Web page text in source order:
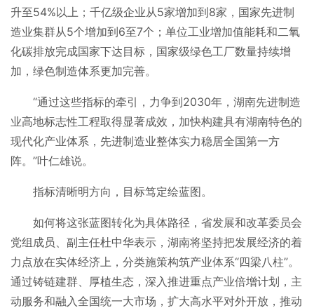
升至54%以上；千亿级企业从5家增加到8家，国家先进制
造业集群从5个增加到6至7个；单位工业增加值能耗和二氧
化碳排放完成国家下达目标，国家级绿色工厂数量持续增
加，绿色制造体系更加完善。
“通过这些指标的牵引，力争到2030年，湖南先进制造
业高地标志性工程取得显著成效，加快构建具有湖南特色的
现代化产业体系，先进制造业整体实力稳居全国第一方
阵。”叶仁雄说。
指标清晰明方向，目标笃定绘蓝图。
如何将这张蓝图转化为具体路径，省发展和改革委员会
党组成员、副主任杜中华表示，湖南将坚持把发展经济的着
力点放在实体经济上，分类施策构筑产业体系“四梁八柱”。
通过铸链建群、厚植生态，深入推进重点产业倍增计划，主
动服务和融入全国统一大市场，扩大高水平对外开放，推动